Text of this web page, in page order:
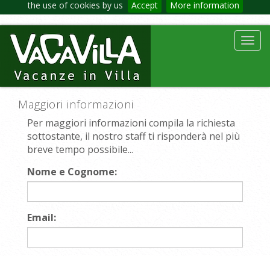
the use of cookies by us Accept More information
Maggiori informazioni
Per maggiori informazioni compila la richiesta
sottostante, il nostro staff ti risponderà nel più
breve tempo possibile...
Nome e Cognome:
Email: